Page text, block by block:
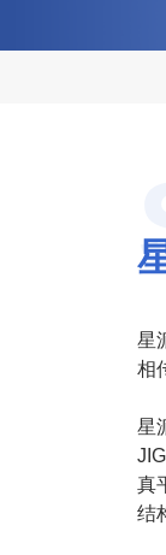
星
相
星
真
结